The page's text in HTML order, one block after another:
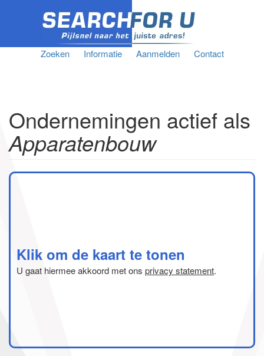
Zoeken Informatie Aanmelden Contact
Ondernemingen actief als
Apparatenbouw
Klik om de kaart te tonen
U gaat hiermee akkoord met ons privacy statement.